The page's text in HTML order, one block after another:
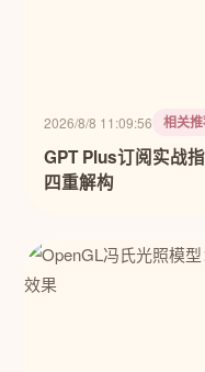
2026/8/8 11:09:56 相关
GPT Plus订阅实战
四重解构